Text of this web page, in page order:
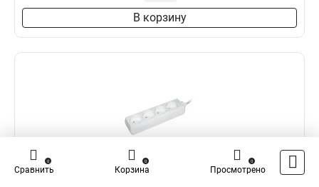
В корзину
Сравнить
0
Корзина
0
Просмотрено
0